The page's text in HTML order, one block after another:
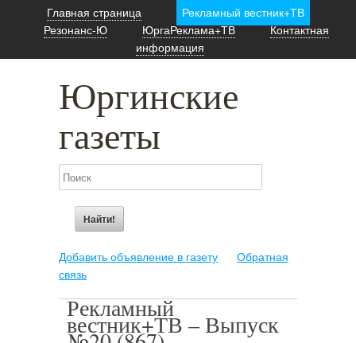
Главная страница
Рекламный вестник+ТВ
Резонанс-Ю
ЮргаРеклама+ТВ
Контактная
информация
Юргинские
газеты
Добавить объявление в газету
Обратная
связь
Рекламный
вестник+ТВ – Выпуск